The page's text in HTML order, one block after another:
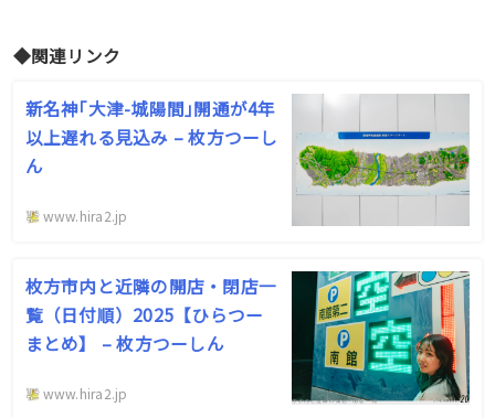
◆関連リンク
新名神｢大津-城陽間｣開通が4年
以上遅れる見込み – 枚方つーし
ん
www.hira2.jp
枚方市内と近隣の開店・閉店一
覧（日付順）2025【ひらつー
まとめ】 – 枚方つーしん
www.hira2.jp